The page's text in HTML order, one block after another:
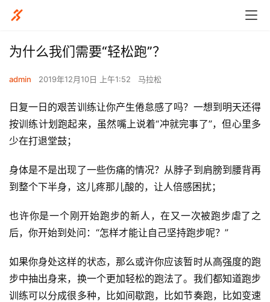
为什么我们需要“轻松跑”？
admin 2019年12月10日 上午1:52 马拉松
日复一日的艰苦训练让你产生倦怠感了吗？一想到明天还得
按训练计划跑起来，虽然嘴上说着“冲就完事了”，但心里多
少在打退堂鼓；
身体是不是出现了一些伤痛的情况？从脖子到肩膀到腰背再
到整个下半身，这儿疼那儿酸的，让人倍感困扰；
也许你是一个刚开始跑步的新人，在又一次被跑步虐了之
后，你开始到处问：“怎样才能让自己坚持跑步呢？”
如果你身处这样的状态，那么或许你应该暂时从高强度的跑
步中抽出身来，换一个更加轻松的跑法了。我们都知道跑步
训练可以分成很多种，比如间歇跑，比如节奏跑，比如变速